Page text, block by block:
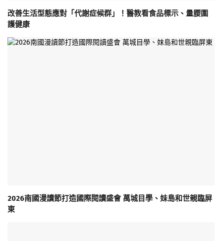
改善生活型態應對「代謝症候群」！醫教看食品標示、量腰圍
護健康
2026南國漫讀節打造國際閱讀盛會 萬城目學、妹島和世親臨屏
東